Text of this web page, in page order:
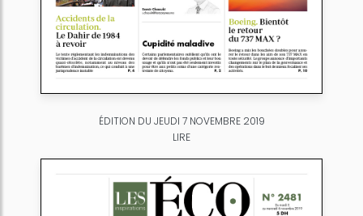
ÉDITION DU JEUDI 7 NOVEMBRE 2019
LIRE